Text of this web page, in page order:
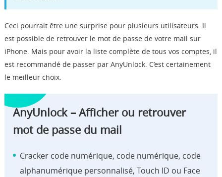
Ceci pourrait être une surprise pour plusieurs utilisateurs. Il
est possible de retrouver le mot de passe de votre mail sur
iPhone. Mais pour avoir la liste complète de tous vos comptes, il
est recommandé de passer par AnyUnlock. C’est certainement
le meilleur choix.
AnyUnlock – Afficher ou retrouver
mot de passe du mail
Cracker code numérique, code numérique, code
alphanumérique personnalisé, Touch ID ou Face